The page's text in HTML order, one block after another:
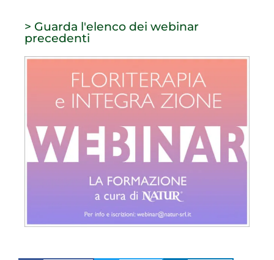
> Guarda l'elenco dei webinar
precedenti